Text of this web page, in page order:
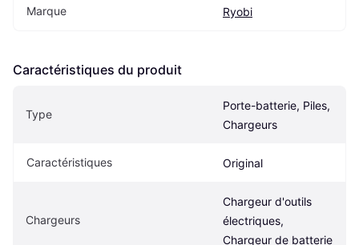
Marque Ryobi
Caractéristiques du produit
Type
Porte-batterie, Piles,
Chargeurs
Caractéristiques Original
Chargeurs
Chargeur d'outils
électriques,
Chargeur de batterie